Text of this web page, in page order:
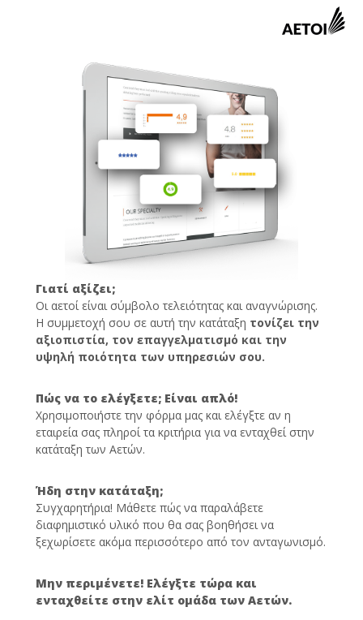
Γιατί αξίζει;
Οι αετοί είναι σύμβολο τελειότητας και αναγνώρισης.
Η συμμετοχή σου σε αυτή την κατάταξη τονίζει την
αξιοπιστία, τον επαγγελματισμό και την
υψηλή ποιότητα των υπηρεσιών σου.
Πώς να το ελέγξετε; Είναι απλό!
Χρησιμοποιήστε την φόρμα μας και ελέγξτε αν η
εταιρεία σας πληροί τα κριτήρια για να ενταχθεί στην
κατάταξη των Αετών.
Ήδη στην κατάταξη;
Συγχαρητήρια! Μάθετε πώς να παραλάβετε
διαφημιστικό υλικό που θα σας βοηθήσει να
ξεχωρίσετε ακόμα περισσότερο από τον ανταγωνισμό.
Μην περιμένετε! Ελέγξτε τώρα και
ενταχθείτε στην ελίτ ομάδα των Αετών.